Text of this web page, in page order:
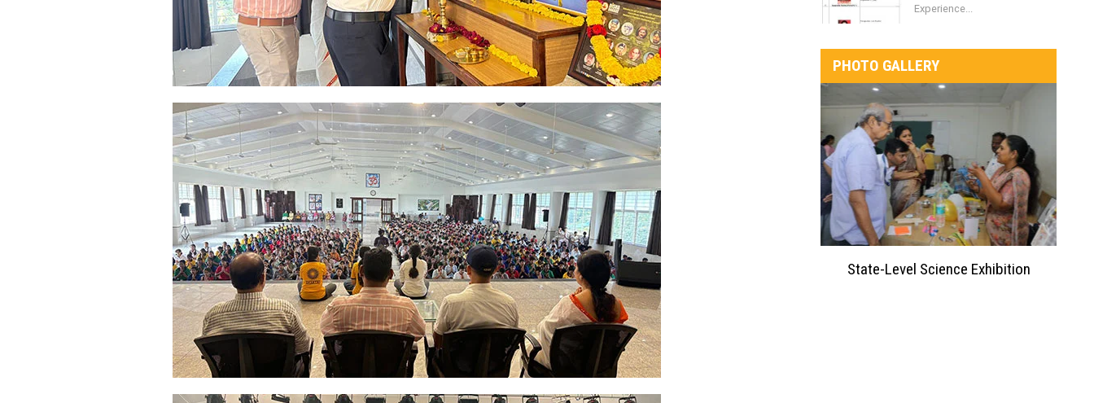
Experience...
PHOTO GALLERY
Annual Day Celebration 2023 State-Level Science Exhibition